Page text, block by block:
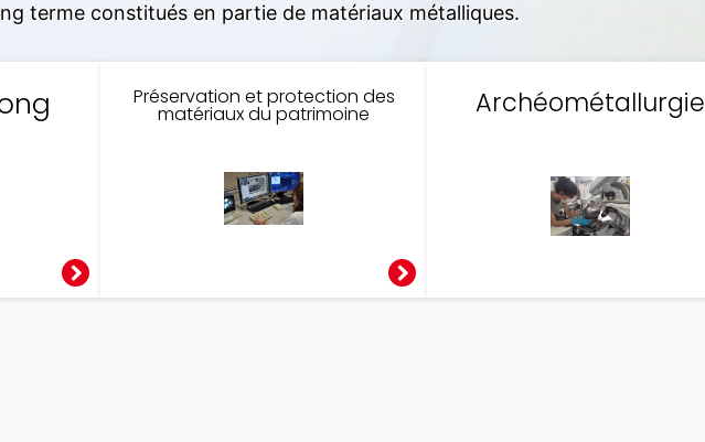
terme constitués en partie de matériaux métalliques.
Préservation et protection des
matériaux du patrimoine Archéométallurgie